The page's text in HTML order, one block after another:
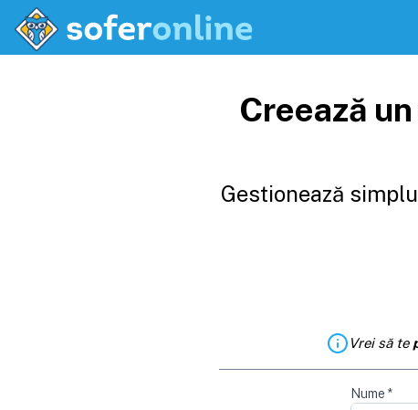
Creează
Gestionează
Vrei să te
Nume *